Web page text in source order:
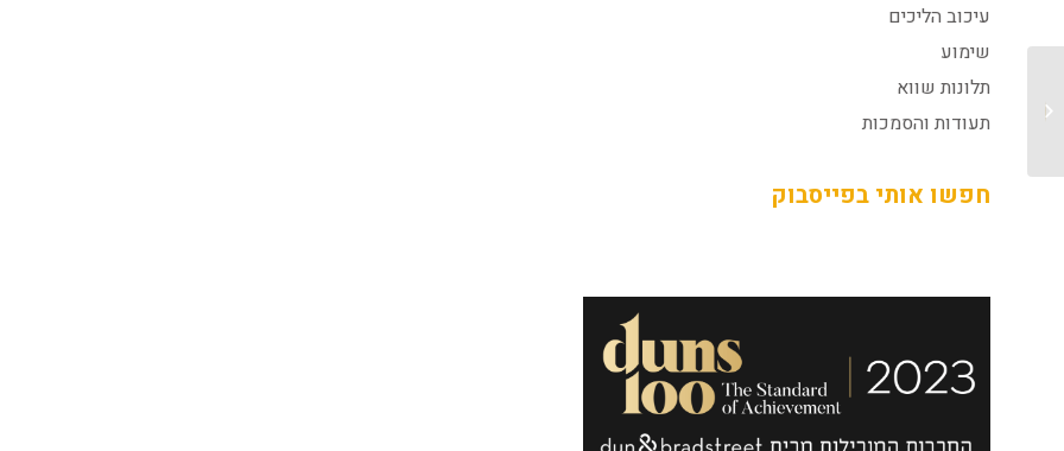
עיכוב הליכים
שימוע
תלונות שווא
תעודות והסמכות
חפשו אותי בפייסבוק
תעודת הוקרה והערכה